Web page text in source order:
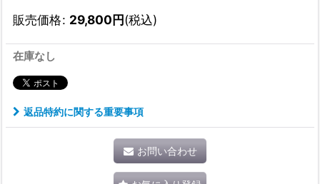
販売価格: 29,800円(税込)
在庫なし
返品特約に関する重要事項
お問い合わせ